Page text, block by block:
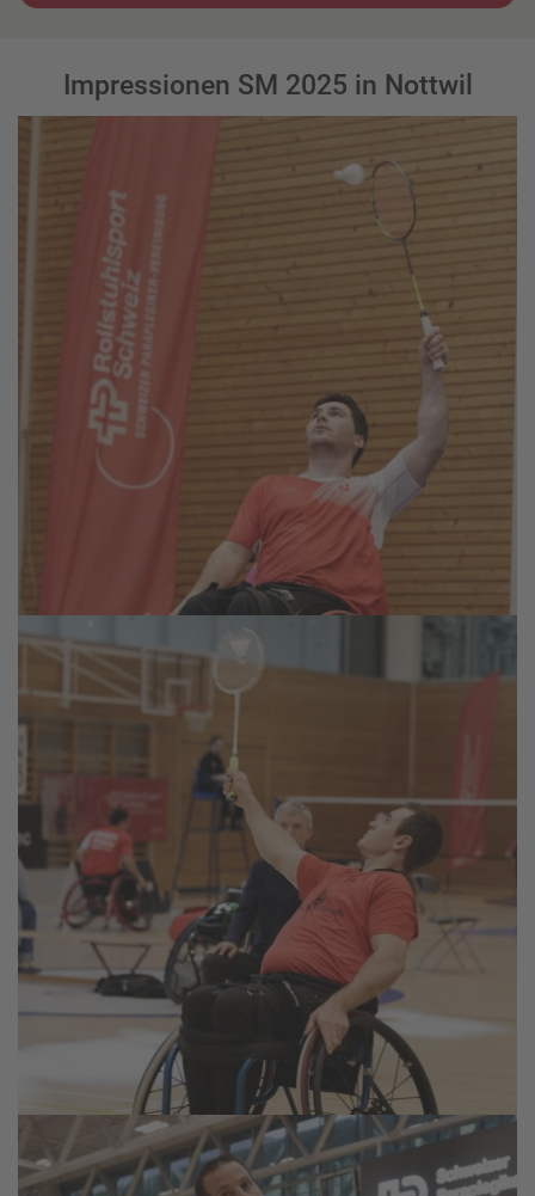
Impressionen SM 2025 in Nottwil